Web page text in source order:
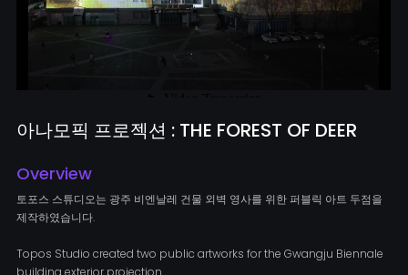
아나모픽 프로젝션 : THE FOREST OF DEER
Overview
토포스 스튜디오는 광주 비엔날레 건물 외벽 영사를 위한 퍼블릭 아트 두점을
제작하였습니다.
Topos Studio created two public artworks for the Gwangju Biennale
building exterior projection.